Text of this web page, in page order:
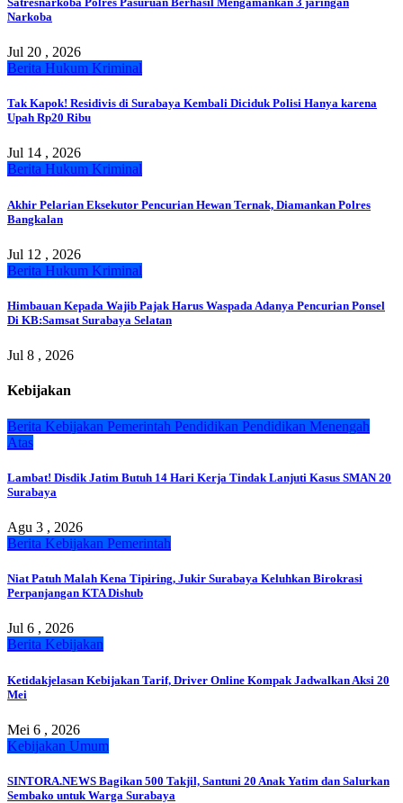
Narkoba
Jul 20 , 2026
Berita Hukum Kriminal
Tak Kapok! Residivis di Surabaya Kembali Diciduk Polisi Hanya karena
Upah Rp20 Ribu
Jul 14 , 2026
Berita Hukum Kriminal
Akhir Pelarian Eksekutor Pencurian Hewan Ternak, Diamankan Polres
Bangkalan
Jul 12 , 2026
Berita Hukum Kriminal
Himbauan Kepada Wajib Pajak Harus Waspada Adanya Pencurian Ponsel
Di KB:Samsat Surabaya Selatan
Jul 8 , 2026
Kebijakan
Berita Kebijakan Pemerintah Pendidikan Pendidikan Menengah
Atas
Lambat! Disdik Jatim Butuh 14 Hari Kerja Tindak Lanjuti Kasus SMAN 20
Surabaya
Agu 3 , 2026
Berita Kebijakan Pemerintah
Niat Patuh Malah Kena Tipiring, Jukir Surabaya Keluhkan Birokrasi
Perpanjangan KTA Dishub
Jul 6 , 2026
Berita Kebijakan
Ketidakjelasan Kebijakan Tarif, Driver Online Kompak Jadwalkan Aksi 20
Mei
Mei 6 , 2026
Kebijakan Umum
SINTORA.NEWS Bagikan 500 Takjil, Santuni 20 Anak Yatim dan Salurkan
Sembako untuk Warga Surabaya